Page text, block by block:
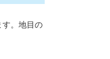
す。地目の